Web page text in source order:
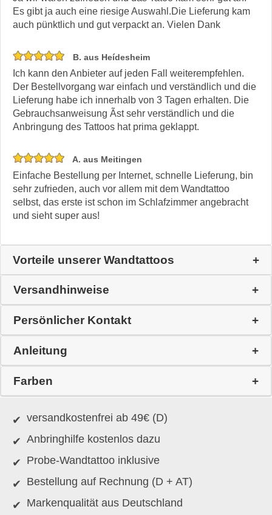
Es gibt ja auch eine riesige Auswahl.Die Lieferung kam
auch pünktlich und gut verpackt an. Vielen Dank
B. aus Heídesheim
Ich kann den Anbieter auf jeden Fall weiterempfehlen.
Der Bestellvorgang war einfach und verständlich und die
Lieferung habe ich innerhalb von 3 Tagen erhalten. Die
Gebrauchsanweisung Ã­st sehr verständlich und die
Anbringung des Tattoos hat prima geklappt.
A. aus Meitingen
Einfache Bestellung per Internet, schnelle Lieferung, bin
sehr zufrieden, auch vor allem mit dem Wandtattoo
selbst, das erste ist schon im Schlafzimmer angebracht
und sieht super aus!
Vorteile unserer Wandtattoos
Versandhinweise
Persönlicher Kontakt
Anleitung
Farben
versandkostenfrei ab 49€ (D)
Anbringhilfe kostenlos dazu
Probe-Wandtattoo inklusive
Bestellung auf Rechnung (D + AT)
Markenqualität aus Deutschland